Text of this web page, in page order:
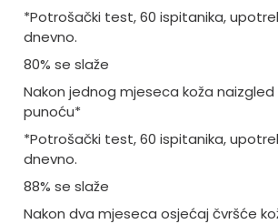
*Potrošački test, 60 ispitanika,
dnevno.
80% se slaže
Nakon jednog mjeseca koža
punoću*
*Potrošački test, 60 ispitanika,
dnevno.
88% se slaže
Nakon dva mjeseca osjećaj čvršće